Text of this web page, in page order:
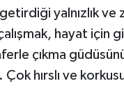
yalnızlık ve
hayat için
çıkma
Çok hırslı ve